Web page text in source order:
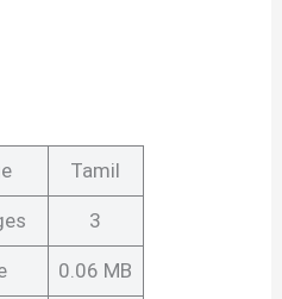
Tamil
3
0.06 MB